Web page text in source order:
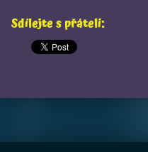
Sdílejte s přáteli: